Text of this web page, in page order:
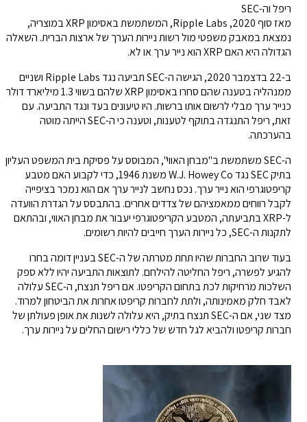
ריפל וה-SEC
מאז סוף 2020, Ripple Labs, המשתמשת באסימון XRP במוצריה,
נמצאת במאבק משפטי מול רשות ניירות הערך של ארצות הברית. השאלה
הגדולה היא האם XRP הוא נייר ערך או לא.
ב-22 בדצמבר 2020, הגישה ה-SEC תביעה נגד Ripple Labs ושניים
ממנהליה בטענה שהם סחרו באסימון XRP שלהם בשווי 1.3 מיליארד דולר
כנייר ערך מבלי לרשום אותו ברשות. היו טיעונים בעד ונגד התביעה. עם
זאת, ריפל התנגדה בתוקף לטענות, וטענה כי ה-SEC הייתה מוטה
בהערכתה.
ה-SEC משתמשת ב"מבחן האווי", המבוסס על פסיקת בית המשפט העליון
בתיק SEC נגד W.J. Howey Co משנת 1946, כדי לקבוע האם מטבע
קריפטוגרפי הוא נייר ערך. נכס נחשב לנייר ערך אם הוא נמכר בציפייה
לקבל רווחים ממאמציהם של צדדים אחרים. בהתבסס על הגדרת הוועדה
ל-XRP בתביעתה, המטבע הקריפטוגרפי יעבור את מבחן האווי, ובהתאם
לתקנות ה-SEC, כל ניירות הערך חייבים להיות רשומים.
בעוד שרוב החברות שהיו תחת מטרתה של ה-SEC בעניין דומה בחרו
להגיע לפשרה, ריפל החליטה להילחם. לתוצאות התביעה יהיו ללא ספק
השלכות מרחיקות לכת בתחום הקריפטו. אם ריפל תנצח, ה-SEC עלולה
לאבד חלק מאמינותה, ולתת לחברות קריפטו אחרות את הביטחון למרוד.
מצד שני, אם ה-SEC תנצח בתיק, היא עלולה לשנות את אופן פעולתן של
חברות קריפטו ולהביא לגל חדש של כללי רישום החלים על ניירות ערך.